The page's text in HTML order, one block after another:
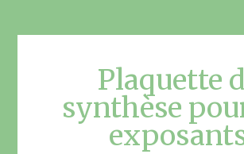
Plaquette
synthèse